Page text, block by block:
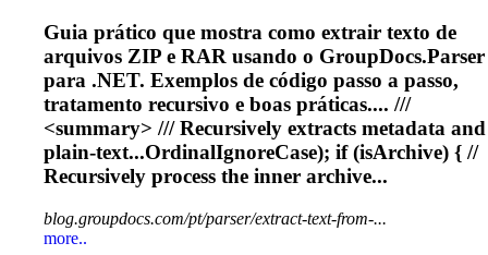
Guia prático que mostra como extrair texto de
arquivos ZIP e RAR usando o GroupDocs.Parser
para .NET. Exemplos de código passo a passo,
tratamento recursivo e boas práticas.... ///
<summary> ///Recursively extracts metadata and
plain‑text...OrdinalIgnoreCase); if (isArchive) { //
Recursively process the inner archive...
blog.groupdocs.com/pt/parser/extract-text-from-...
more..